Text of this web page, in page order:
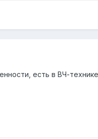
есть в ВЧ-